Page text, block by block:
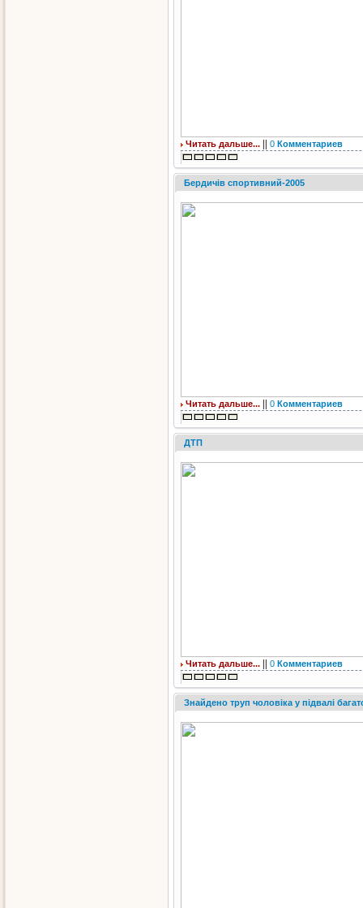
Читать дальше... 0 Комментариев
Бердичів спортивний-2005
Читать дальше... 0 Комментариев
ДТП
Читать дальше... 0 Комментариев
Знайдено труп чоловіка у підвалі